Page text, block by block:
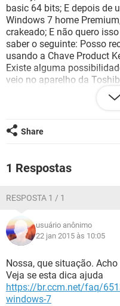
GUIA DE COMPRAS
OUTLOOK
INSTAGRAM
GUIA DE COMPRAS
basic 64 bits; E depois de
Windows 7 home
crakeado; E não quero
saber o seguinte: Posso
usando a Chave Product
Existe alguma
veio no aparelho da
consigo mais encontra-
para instalar o Home
aparelho? Agradeço pela
Share
1 Respostas
RESPOSTA 1 / 1
usuário anônimo
22 jan 2015 às 10:05
Nossa, que situação.
Veja se esta dica ajuda
https://br.ccm.net/faq/
windows-7